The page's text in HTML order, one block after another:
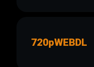
720pWEBDL